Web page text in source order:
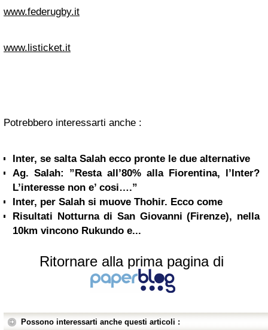
www.federugby.it
www.listicket.it
Potrebbero interessarti anche :
Inter, se salta Salah ecco pronte le due alternative
Ag. Salah: ”Resta all’80% alla Fiorentina, l’Inter?
L’interesse non e’ cosi….”
Inter, per Salah si muove Thohir. Ecco come
Risultati Notturna di San Giovanni (Firenze), nella
10km vincono Rukundo e...
Ritornare alla prima pagina di
Possono interessarti anche questi articoli :